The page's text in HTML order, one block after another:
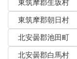
東筑摩郡生坂村
東筑摩郡朝日村
北安曇郡池田町
北安曇郡白馬村